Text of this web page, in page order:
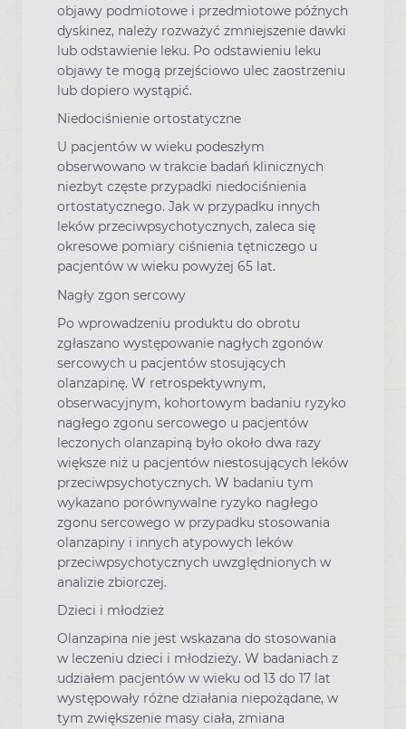
objawy podmiotowe i przedmiotowe późnych
dyskinez, należy rozważyć zmniejszenie dawki
lub odstawienie leku. Po odstawieniu leku
objawy te mogą przejściowo ulec zaostrzeniu
lub dopiero wystąpić.
Niedociśnienie ortostatyczne
U pacjentów w wieku podeszłym
obserwowano w trakcie badań klinicznych
niezbyt częste przypadki niedociśnienia
ortostatycznego. Jak w przypadku innych
leków przeciwpsychotycznych, zaleca się
okresowe pomiary ciśnienia tętniczego u
pacjentów w wieku powyżej 65 lat.
Nagły zgon sercowy
Po wprowadzeniu produktu do obrotu
zgłaszano występowanie nagłych zgonów
sercowych u pacjentów stosujących
olanzapinę. W retrospektywnym,
obserwacyjnym, kohortowym badaniu ryzyko
nagłego zgonu sercowego u pacjentów
leczonych olanzapiną było około dwa razy
większe niż u pacjentów niestosujących leków
przeciwpsychotycznych. W badaniu tym
wykazano porównywalne ryzyko nagłego
zgonu sercowego w przypadku stosowania
olanzapiny i innych atypowych leków
przeciwpsychotycznych uwzględnionych w
analizie zbiorczej.
Dzieci i młodzież
Olanzapina nie jest wskazana do stosowania
w leczeniu dzieci i młodzieży. W badaniach z
udziałem pacjentów w wieku od 13 do 17 lat
występowały różne działania niepożądane, w
tym zwiększenie masy ciała, zmiana